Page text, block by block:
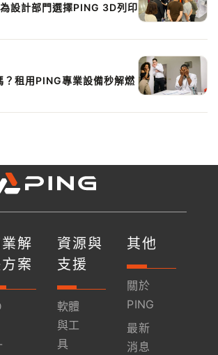
設計部門選擇PING 3D列印
租用PING專業設備秒解燃
解
案
資源與
支援
軟體
與工
具
其他
關於
PING
最新
消息